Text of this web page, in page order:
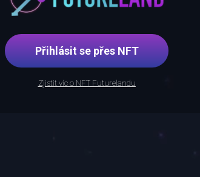
Přihlásit se přes NFT
Zjistit víc o NFT Futurelandu